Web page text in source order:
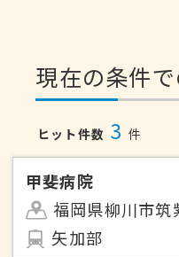
現在の条件
ヒット件数 3 件
甲斐病院
福岡県柳川市
矢加部